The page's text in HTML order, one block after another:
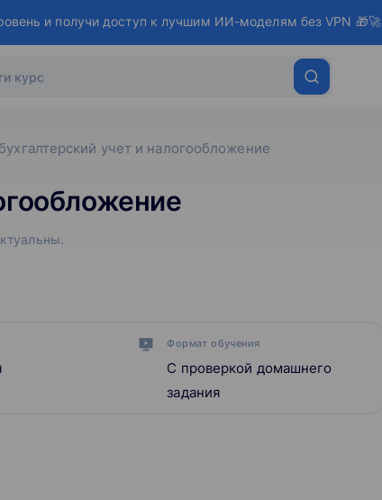
и получи доступ к лучшим ИИ-моделям без VPN 🎁🚀
бухгалтерский учет и налогообложение
Формат обучения
С проверкой домашнего
задания